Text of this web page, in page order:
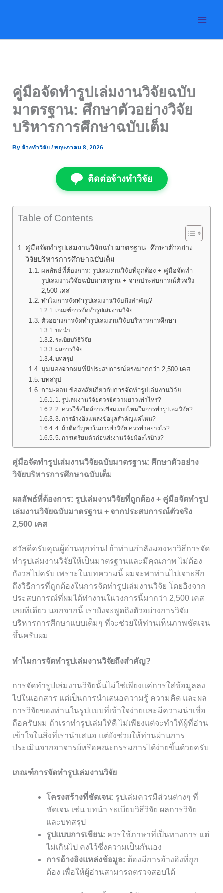
คู่มือจัดทำรูปเล่มงานวิจัยฉบับ
มาตรฐาน: ศึกษาตัวอย่างวิจัย
บริหารการศึกษาฉบับเต็ม
By จ้างทำวิจัย /พฤษภาคม 8, 2026
ติดต่อจ้างทำวิจัย
Table of Contents
คู่มือจัดทำรูปเล่มงานวิจัยฉบับมาตรฐาน: ศึกษาตัวอย่าง
วิจัยบริหารการศึกษาฉบับเต็ม
ผลลัพธ์ที่ต้องการ: รูปเล่มงานวิจัยที่ถูกต้อง + คู่มือจัดทำ
รูปเล่มงานวิจัยฉบับมาตรฐาน + จากประสบการณ์ตัวจริง
2,500 เคส
ทำไมการจัดทำรูปเล่มงานวิจัยถึงสำคัญ?
เกณฑ์การจัดทำรูปเล่มงานวิจัย
ตัวอย่างการจัดทำรูปเล่มงานวิจัยบริหารการศึกษา
บทนำ
ระเบียบวิธีวิจัย
ผลการวิจัย
บทสรุป
มุมมองจากผมที่มีประสบการณ์ตรงมากกว่า 2,500 เคส
บทสรุป
ถาม-ตอบ ข้อสงสัยเกี่ยวกับการจัดทำรูปเล่มงานวิจัย
1. รูปเล่มงานวิจัยควรมีความยาวเท่าไหร่?
2. ควรใช้สไตล์การเขียนแบบไหนในการทำรูปเล่มวิจัย?
3. การอ้างอิงแหล่งข้อมูลสำคัญแค่ไหน?
4. ถ้าติดปัญหาในการทำวิจัย ควรทำอย่างไร?
5. การเตรียมตัวก่อนส่งงานวิจัยมีอะไรบ้าง?
คู่มือจัดทำรูปเล่มงานวิจัยฉบับมาตรฐาน: ศึกษาตัวอย่าง
วิจัยบริหารการศึกษาฉบับเต็ม
ผลลัพธ์ที่ต้องการ: รูปเล่มงานวิจัยที่ถูกต้อง + คู่มือจัดทำรูป
เล่มงานวิจัยฉบับมาตรฐาน + จากประสบการณ์ตัวจริง
2,500 เคส
สวัสดีครับคุณผู้อ่านทุกท่าน! ถ้าท่านกำลังมองหาวิธีการจัด
ทำรูปเล่มงานวิจัยให้เป็นมาตรฐานและมีคุณภาพ ไม่ต้อง
กังวลไปครับ เพราะในบทความนี้ ผมจะพาท่านไปเจาะลึก
ถึงวิธีการที่ถูกต้องในการจัดทำรูปเล่มงานวิจัย โดยอิงจาก
ประสบการณ์ที่ผมได้ทำงานในวงการนี้มากว่า 2,500 เคส
เลยทีเดียว นอกจากนี้ เรายังจะพูดถึงตัวอย่างการวิจัย
บริหารการศึกษาแบบเต็มๆ ที่จะช่วยให้ท่านเห็นภาพชัดเจน
ขึ้นครับผม
ทำไมการจัดทำรูปเล่มงานวิจัยถึงสำคัญ?
การจัดทำรูปเล่มงานวิจัยนั้นไม่ใช่เพียงแค่การใส่ข้อมูลลง
ไปในเอกสาร แต่เป็นการนำเสนอความรู้ ความคิด และผล
การวิจัยของท่านในรูปแบบที่เข้าใจง่ายและมีความน่าเชื่อ
ถือครับผม ถ้าเราทำรูปเล่มให้ดี ไม่เพียงแต่จะทำให้ผู้ที่อ่าน
เข้าใจในสิ่งที่เรานำเสนอ แต่ยังช่วยให้ท่านผ่านการ
ประเมินจากอาจารย์หรือคณะกรรมการได้ง่ายขึ้นด้วยครับ
เกณฑ์การจัดทำรูปเล่มงานวิจัย
โครงสร้างที่ชัดเจน: รูปเล่มควรมีส่วนต่างๆ ที่
ชัดเจน เช่น บทนำ ระเบียบวิธีวิจัย ผลการวิจัย
และบทสรุป
รูปแบบการเขียน: ควรใช้ภาษาที่เป็นทางการ แต่
ไม่เกินไป คงไว้ซึ่งความเป็นกันเอง
การอ้างอิงแหล่งข้อมูล: ต้องมีการอ้างอิงที่ถูก
ต้อง เพื่อให้ผู้อ่านสามารถตรวจสอบได้